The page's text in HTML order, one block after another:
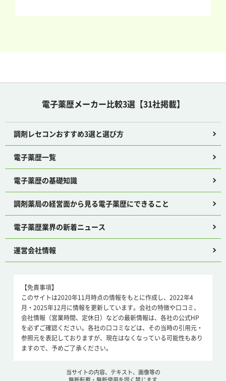
電子薬歴メーカー比較3選【31社掲載】
調剤レセコンおすすめ3選と選び方
電子薬歴一覧
電子薬歴の基礎知識
調剤薬局の経営面から見る電子薬歴にできること
電子薬歴業界の新着ニュース
運営会社情報
【免責事項】
このサイトは2020年11月時点の情報をもとに作成し、2022年4
月・2025年12月に情報を更新しています。会社の特徴や口コミ、
会社情報（営業時間、定休日）などの最新情報は、各社の公式HP
を必ずご確認ください。各社の口コミなどは、その当時の引用元・
参照元を表記しておりますが、現在はなくなっている可能性もあり
ますので、予めご了承ください。
当サイトの内容、テキスト、画像等の